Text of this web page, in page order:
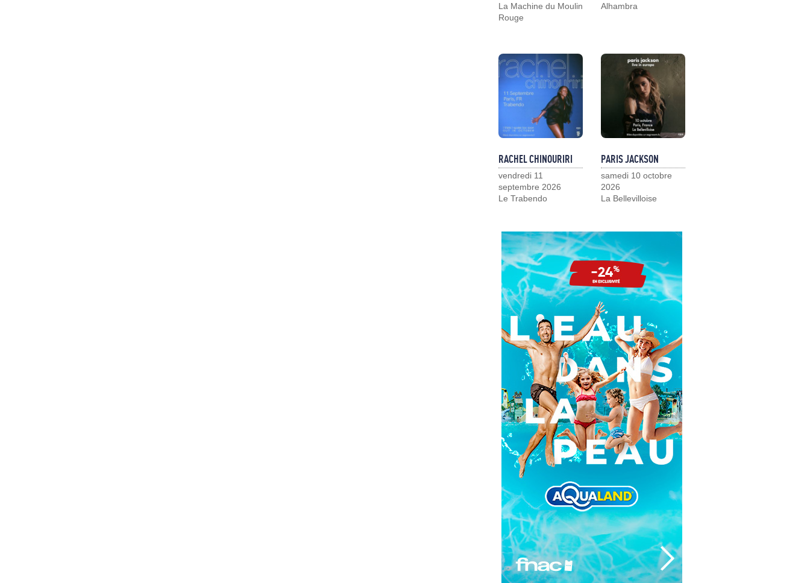
La Machine du Moulin
Rouge
Alhambra
RACHEL CHINOURIRI
vendredi 11
septembre 2026
Le Trabendo
PARIS JACKSON
samedi 10 octobre
2026
La Bellevilloise